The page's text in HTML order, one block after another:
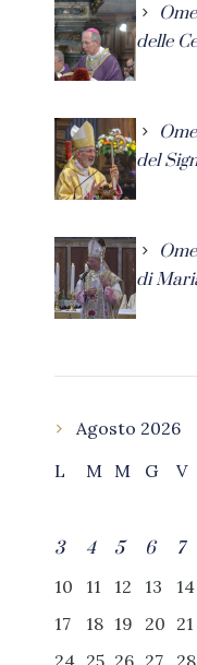
delle
del
di
Agosto 2026
L
M M G V
3
4 5 6 7
10
11 12 13 14
17
18 19 20 21
24 25 26 27 28